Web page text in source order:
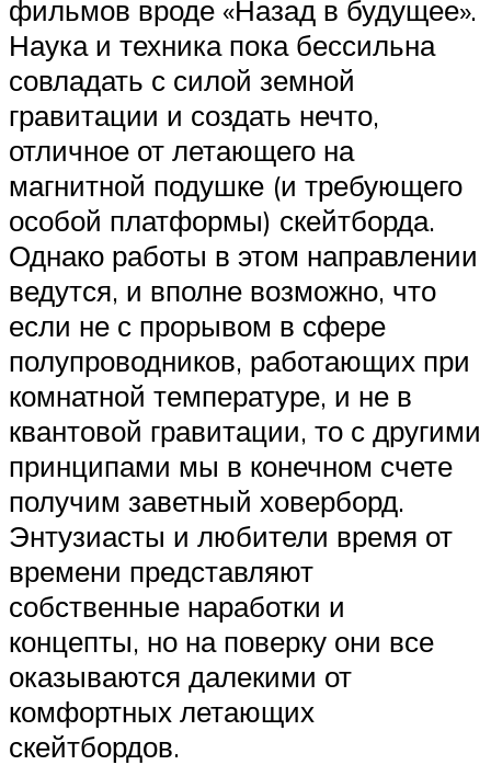
фильмов вроде «Назад в будущее».
Наука и техника пока бессильна
совладать с силой земной
гравитации и создать нечто,
отличное от летающего на
магнитной подушке (и требующего
особой платформы) скейтборда.
Однако работы в этом направлении
ведутся, и вполне возможно, что
если не с прорывом в сфере
полупроводников, работающих при
комнатной температуре, и не в
квантовой гравитации, то с другими
принципами мы в конечном счете
получим заветный ховерборд.
Энтузиасты и любители время от
времени представляют
собственные наработки и
концепты, но на поверку они все
оказываются далекими от
комфортных летающих
скейтбордов.